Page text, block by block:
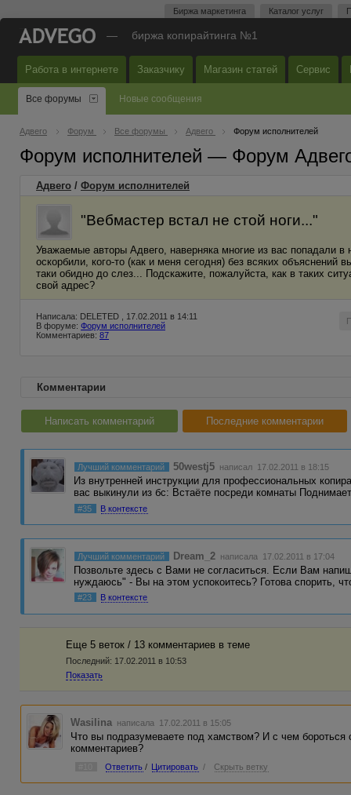
Биржа маркетинга Каталог услуг
— биржа копирайтинга №1
Работа в интернете Заказчику Магазин статей Сервис
Все форумы Новые сообщения
Адвего Форум Все форумы Адвего Форум исполнителей
Форум исполнителей — Форум
Адвего / Форум исполнителей
"Вебмастер встал не стой ноги..."
Уважаемые авторы Адвего, наверняка многие из вас попадали
оскорбили, кого-то (как и меня сегодня) без всяких
таки обидно до слез... Подскажите, пожалуйста, как в таких
свой адрес?
Написала: DELETED , 17.02.2011 в 14:11
В форуме: Форум исполнителей
Комментариев: 87
Комментарии
Написать комментарий Последние комментарии
Лучший комментарий 50westj5 написал 17.02.2011 в 18:15
Из внутренней инструкции для профессиональных
вас выкинули из бс: Встаёте посреди комнаты
#35 В контексте
Лучший комментарий Dream_2 написала 17.02.2011 в 17:04
Позвольте здесь с Вами не согласиться. Если Вам
нуждаюсь" - Вы на этом успокоитесь? Готова спорить,
#23 В контексте
Еще 5 веток / 13 комментариев в темe
Последний: 17.02.2011 в 10:53
Показать
Wasilina написала 17.02.2011 в 15:05
Что вы подразумеваете под хамством? И с чем
комментариев?
Ответить / Цитировать / Скрыть ветку